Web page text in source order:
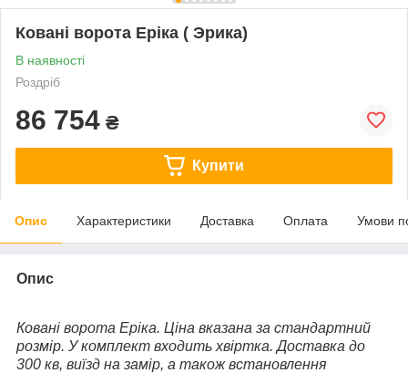
Ковані ворота Еріка ( Эрика)
В наявності
Роздріб
86 754 ₴
Купити
Опис Характеристики Доставка Оплата Умови
Опис
Ковані ворота Еріка. Ціна вказана за стандартний
розмір. У комплект входить хвіртка. Доставка до
300 кв, виїзд на замір, а також встановлення